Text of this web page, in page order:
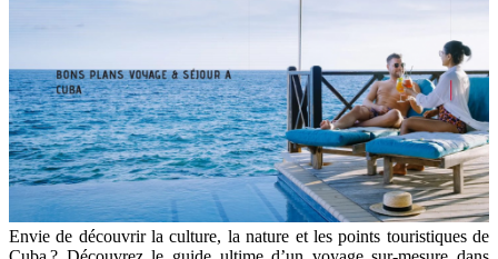
Envie de découvrir la culture, la nature et les points touristiques de